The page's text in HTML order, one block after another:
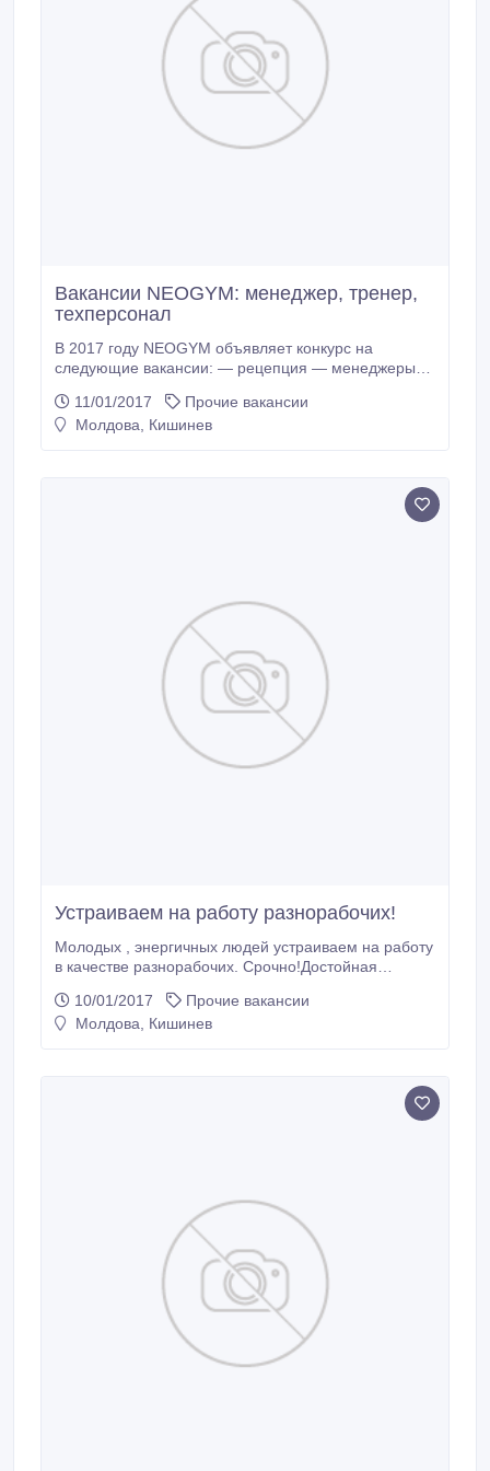
Вакансии NEOGYM: менеджер, тренер,
техперсонал
В 2017 году NEOGYM объявляет конкурс на
следующие вакансии: — рецепция — менеджеры
r.biletsky@yahoo.com — техперсонал — Ирина 060
434 864 Команда NEOGYM.
11/01/2017
Прочие вакансии
Молдова, Кишинев
Устраиваем на работу разнорабочих!
Молодых , энергичных людей устраиваем на работу
в качестве разнорабочих. Срочно!Достойная
060939997 site; http://bit.ly/1Gs299Q.
10/01/2017
Прочие вакансии
Молдова, Кишинев